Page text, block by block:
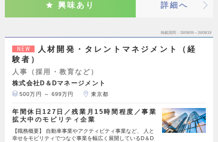
興味あり 詳細へ
掲載期間 26/08/06～26/08/19
NEW
人材開発・タレントマネジメント（経
験者）
人事（採用・教育など）
株式会社D＆Dマネージメント
500万円 ～ 699万円 東京都
年間休日127日／残業月15時間程度／事業
拡大中のモビリティ企業
【職務概要】 自動車事業やアクティビティ事業など、 人と
幸せをモビリティでつなぐ事業を幅広く展開しているD＆D